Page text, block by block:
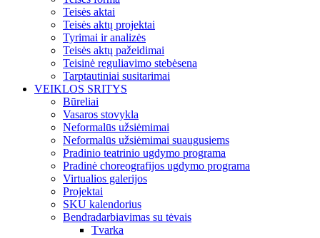
Teisės aktai
Teisės aktų projektai
Tyrimai ir analizės
Teisės aktų pažeidimai
Teisinė reguliavimo stebėsena
Tarptautiniai susitarimai
VEIKLOS SRITYS
Būreliai
Vasaros stovykla
Neformalūs užsiėmimai
Neformalūs užsiėmimai suaugusiems
Pradinio teatrinio ugdymo programa
Pradinė choreografijos ugdymo programa
Virtualios galerijos
Projektai
SKU kalendorius
Bendradarbiavimas su tėvais
Tvarka